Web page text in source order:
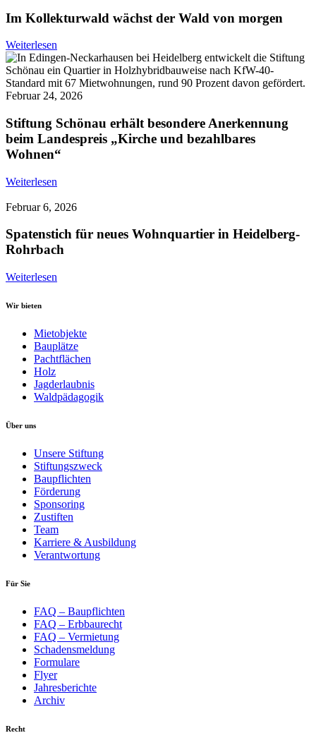
Im Kollekturwald wächst der Wald von morgen
Weiterlesen
Februar 24, 2026
Stiftung Schönau erhält besondere Anerkennung
beim Landespreis „Kirche und bezahlbares
Wohnen“
Weiterlesen
Februar 6, 2026
Spatenstich für neues Wohnquartier in Heidelberg-
Rohrbach
Weiterlesen
Wir bieten
Mietobjekte
Bauplätze
Pachtflächen
Holz
Jagderlaubnis
Waldpädagogik
Über uns
Unsere Stiftung
Stiftungszweck
Baupflichten
Förderung
Sponsoring
Zustiften
Team
Karriere & Ausbildung
Verantwortung
Für Sie
FAQ – Baupflichten
FAQ – Erbbaurecht
FAQ – Vermietung
Schadensmeldung
Formulare
Flyer
Jahresberichte
Archiv
Recht